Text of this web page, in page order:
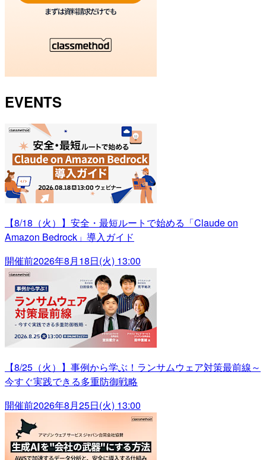
EVENTS
【8/18（火）】安全・最短ルートで始める「Claude on
Amazon Bedrock」導入ガイド
開催前2026年8月18日(火) 13:00
【8/25（火）】事例から学ぶ！ランサムウェア対策最前線～
今すぐ実践できる多重防御戦略
開催前2026年8月25日(火) 13:00